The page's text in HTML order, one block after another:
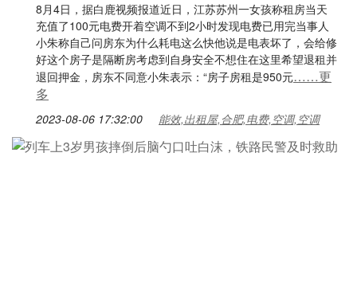
8月4日，据白鹿视频报道近日，江苏苏州一女孩称租房当天
充值了100元电费开着空调不到2小时发现电费已用完当事人
小朱称自己问房东为什么耗电这么快他说是电表坏了，会给修
好这个房子是隔断房考虑到自身安全不想住在这里希望退租并
退回押金，房东不同意小朱表示：“房子房租是950元……更
多
2023-08-06 17:32:00 能效,出租屋,合肥,电费,空调,空调